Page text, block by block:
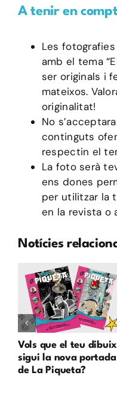
A tenir en
Les
amb el tema
ser originals i
mateixos.
originalitat!
No
continguts
respectin el
La foto serà
ens dones
per utilitzar la
en la revista o
Notícies
Vols que el teu dibuix
sigui la nova portada
de La Piqueta?